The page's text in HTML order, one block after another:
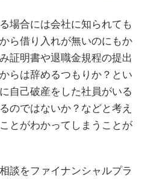
場合には会社に知られても
ら借り入れが無いのにもか
証明書や退職金規程の提出
らは辞めるつもりか？とい
自己破産をした社員がいる
のではないか？などと考え
とがわかってしまうことが
談をファイナンシャルプラ